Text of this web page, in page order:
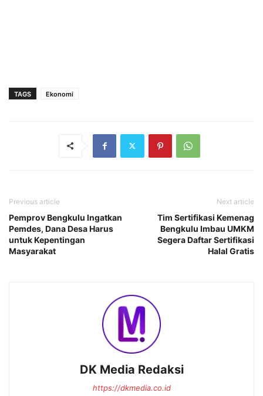
TAGS Ekonomi
Previous article
Pemprov Bengkulu Ingatkan
Pemdes, Dana Desa Harus
untuk Kepentingan
Masyarakat
Next article
Tim Sertifikasi Kemenag
Bengkulu Imbau UMKM
Segera Daftar Sertifikasi
Halal Gratis
DK Media Redaksi
https://dkmedia.co.id